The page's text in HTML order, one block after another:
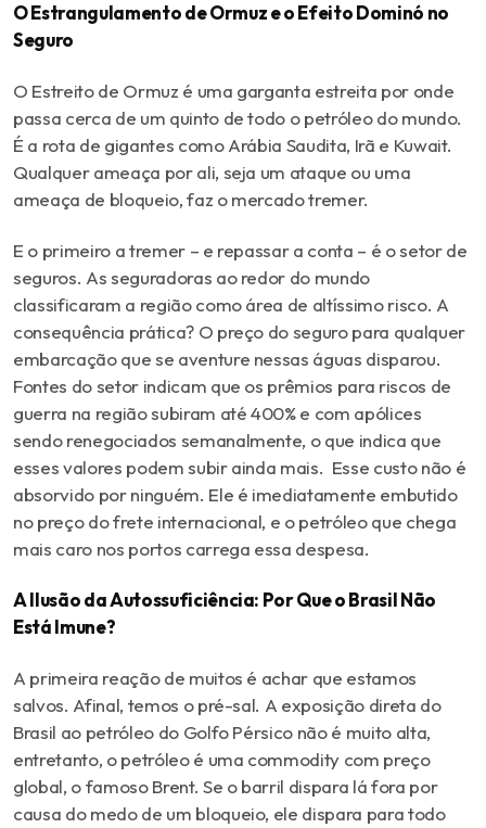
O Estrangulamento de Ormuz e o Efeito Dominó no
Seguro
O Estreito de Ormuz é uma garganta estreita por onde
passa cerca de um quinto de todo o petróleo do mundo.
É a rota de gigantes como Arábia Saudita, Irã e Kuwait.
Qualquer ameaça por ali, seja um ataque ou uma
ameaça de bloqueio, faz o mercado tremer.
E o primeiro a tremer – e repassar a conta – é o setor de
seguros. As seguradoras ao redor do mundo
classificaram a região como área de altíssimo risco. A
consequência prática? O preço do seguro para qualquer
embarcação que se aventure nessas águas disparou.
Fontes do setor indicam que os prêmios para riscos de
guerra na região subiram até 400% e com apólices
sendo renegociados semanalmente, o que indica que
esses valores podem subir ainda mais. Esse custo não é
absorvido por ninguém. Ele é imediatamente embutido
no preço do frete internacional, e o petróleo que chega
mais caro nos portos carrega essa despesa.
A Ilusão da Autossuficiência: Por Que o Brasil Não
Está Imune?
A primeira reação de muitos é achar que estamos
salvos. Afinal, temos o pré-sal. A exposição direta do
Brasil ao petróleo do Golfo Pérsico não é muito alta,
entretanto, o petróleo é uma commodity com preço
global, o famoso Brent. Se o barril dispara lá fora por
causa do medo de um bloqueio, ele dispara para todo